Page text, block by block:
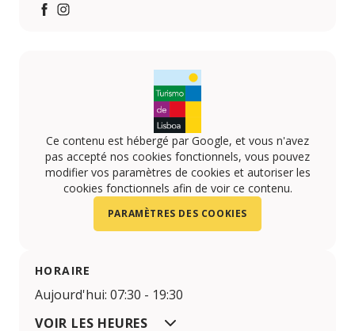
Ce contenu est hébergé par Google, et vous n'avez
pas accepté nos cookies fonctionnels, vous pouvez
modifier vos paramètres de cookies et autoriser les
cookies fonctionnels afin de voir ce contenu.
PARAMÈTRES DES COOKIES
HORAIRE
Aujourd'hui: 07:30 - 19:30
VOIR LES HEURES